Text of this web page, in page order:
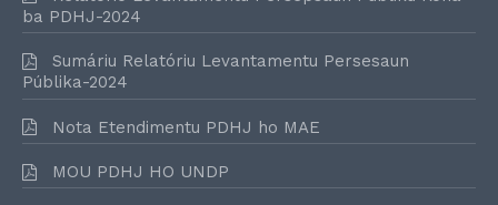
ba PDHJ-2024
Sumáriu Relatóriu Levantamentu Persesaun
Públika-2024
Nota Etendimentu PDHJ ho MAE
MOU PDHJ HO UNDP